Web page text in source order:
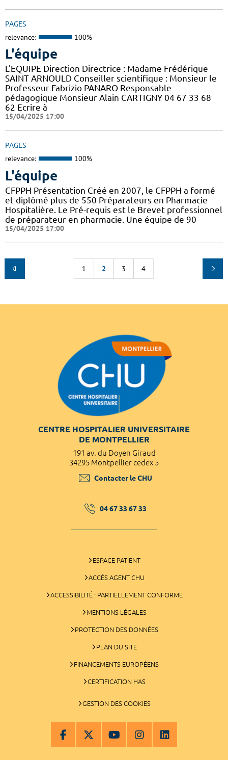
PAGES
relevance: 100%
L'équipe
L'EQUIPE Direction Directrice : Madame Frédérique
SAINT ARNOULD Conseiller scientifique : Monsieur le
Professeur Fabrizio PANARO Responsable
pédagogique Monsieur Alain CARTIGNY 04 67 33 68
62 Ecrire à
15/04/2025 17:00
PAGES
relevance: 100%
L'équipe
CFPPH Présentation Créé en 2007, le CFPPH a formé
et diplômé plus de 550 Préparateurs en Pharmacie
Hospitalière. Le Pré-requis est le Brevet professionnel
de préparateur en pharmacie. Une équipe de 90
15/04/2025 17:00
1 2 3 4
CENTRE HOSPITALIER UNIVERSITAIRE
DE MONTPELLIER
191 av. du Doyen Giraud
34295 Montpellier cedex 5
Contacter le CHU
04 67 33 67 33
ESPACE PATIENT
ACCÈS AGENT CHU
ACCESSIBILITÉ : PARTIELLEMENT CONFORME
MENTIONS LÉGALES
PROTECTION DES DONNÉES
PLAN DU SITE
FINANCEMENTS EUROPÉENS
CERTIFICATION HAS
GESTION DES COOKIES